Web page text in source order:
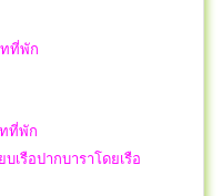
ทที่พัก
ที่พัก
เรือปากบาราโดยเรือ